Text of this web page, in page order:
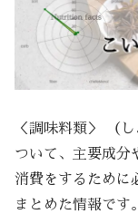
＜調味料類＞ （
ついて、主要成分
消費をするために
まとめた情報です。